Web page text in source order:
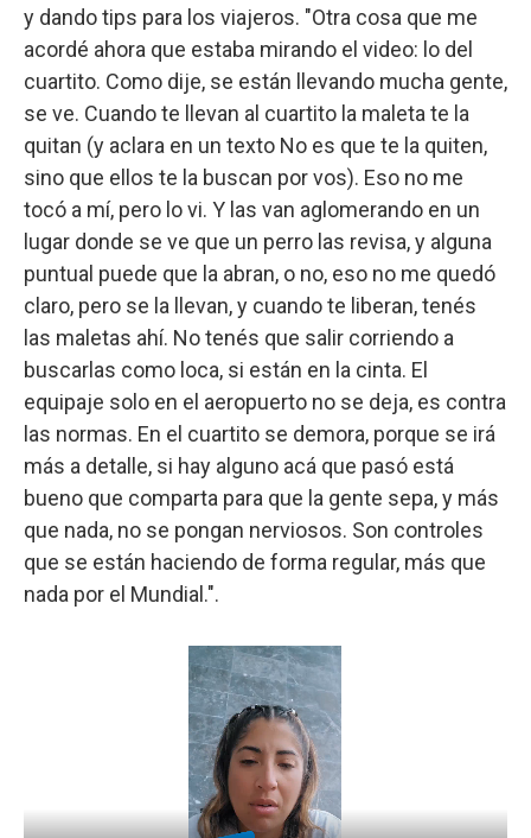
y dando tips para los viajeros. "Otra cosa que me
acordé ahora que estaba mirando el video: lo del
cuartito. Como dije, se están llevando mucha gente,
se ve. Cuando te llevan al cuartito la maleta te la
quitan (y aclara en un texto No es que te la quiten,
sino que ellos te la buscan por vos). Eso no me
tocó a mí, pero lo vi. Y las van aglomerando en un
lugar donde se ve que un perro las revisa, y alguna
puntual puede que la abran, o no, eso no me quedó
claro, pero se la llevan, y cuando te liberan, tenés
las maletas ahí. No tenés que salir corriendo a
buscarlas como loca, si están en la cinta. El
equipaje solo en el aeropuerto no se deja, es contra
las normas. En el cuartito se demora, porque se irá
más a detalle, si hay alguno acá que pasó está
bueno que comparta para que la gente sepa, y más
que nada, no se pongan nerviosos. Son controles
que se están haciendo de forma regular, más que
nada por el Mundial.".